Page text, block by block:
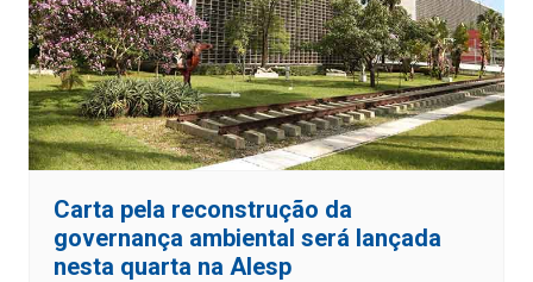
Carta pela reconstrução da
governança ambiental será lançada
nesta quarta na Alesp